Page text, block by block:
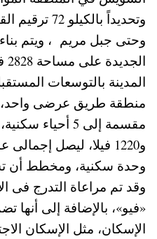
وتحديداً
وحتى جبل مريم ، ويتم
المدينة بالتوسعات
منطقة طريق عرضى واحد،
وقد تم مراعاة التدرج فى
«فيو»، بالإضافة إلى أنها
الإسكان، مثل الإسكان